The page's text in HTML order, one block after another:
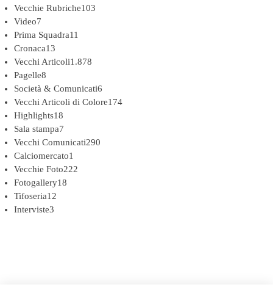
Vecchie Rubriche103
Video7
Prima Squadra11
Cronaca13
Vecchi Articoli1.878
Pagelle8
Società & Comunicati6
Vecchi Articoli di Colore174
Highlights18
Sala stampa7
Vecchi Comunicati290
Calciomercato1
Vecchie Foto222
Fotogallery18
Tifoseria12
Interviste3